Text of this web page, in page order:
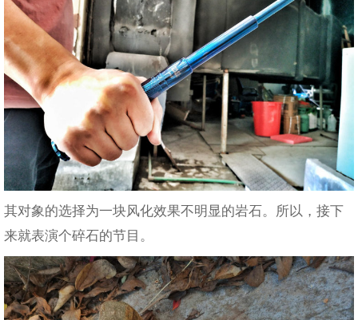
其对象的选择为一块风化效果不明显的岩石。所以，接下
来就表演个碎石的节目。